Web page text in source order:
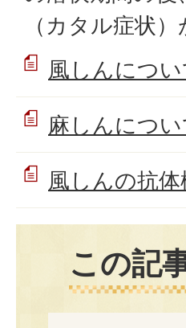
（カタル症状）
風しんについ
麻しんについ
風しんの抗
この記